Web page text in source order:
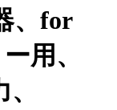
、for
用、